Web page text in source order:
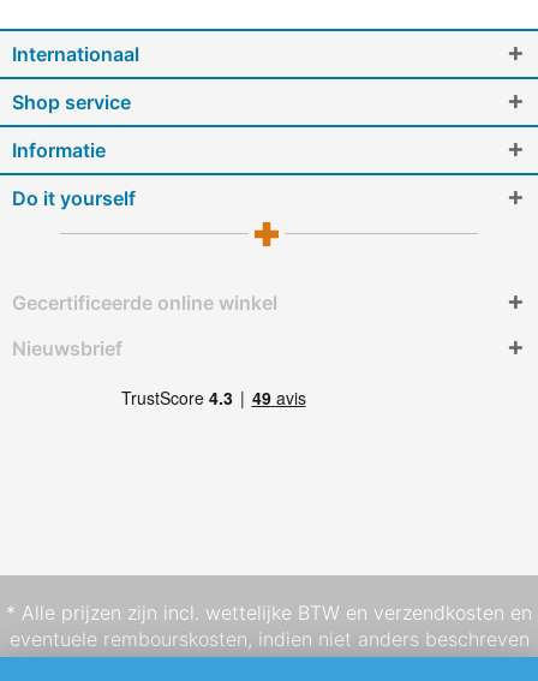
Internationaal
Shop service
Informatie
Do it yourself
Gecertificeerde online winkel
Nieuwsbrief
* Alle prijzen zijn incl. wettelijke BTW en verzendkosten en
eventuele rembourskosten, indien niet anders beschreven